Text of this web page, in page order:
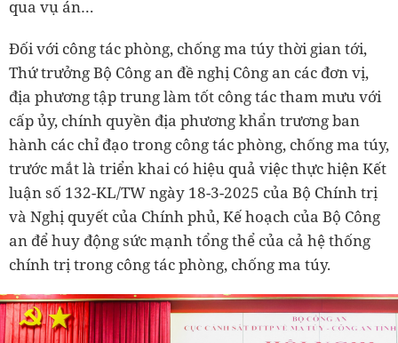
qua vụ án…
Đối với công tác phòng, chống ma túy thời gian tới,
Thứ trưởng Bộ Công an đề nghị Công an các đơn vị,
địa phương tập trung làm tốt công tác tham mưu với
cấp ủy, chính quyền địa phương khẩn trương ban
hành các chỉ đạo trong công tác phòng, chống ma túy,
trước mắt là triển khai có hiệu quả việc thực hiện Kết
luận số 132-KL/TW ngày 18-3-2025 của Bộ Chính trị
và Nghị quyết của Chính phủ, Kế hoạch của Bộ Công
an để huy động sức mạnh tổng thể của cả hệ thống
chính trị trong công tác phòng, chống ma túy.